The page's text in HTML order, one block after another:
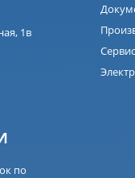
1в
по
Сервис